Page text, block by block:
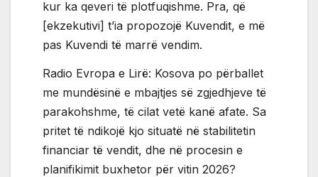
kur ka qeveri të plotfuqishme. Pra, që
[ekzekutivi] t’ia propozojë Kuvendit, e më
pas Kuvendi të marrë vendim.
Radio Evropa e Lirë: Kosova po përballet
me mundësinë e mbajtjes së zgjedhjeve të
parakohshme, të cilat vetë kanë afate. Sa
pritet të ndikojë kjo situatë në stabilitetin
financiar të vendit, dhe në procesin e
planifikimit buxhetor për vitin 2026?